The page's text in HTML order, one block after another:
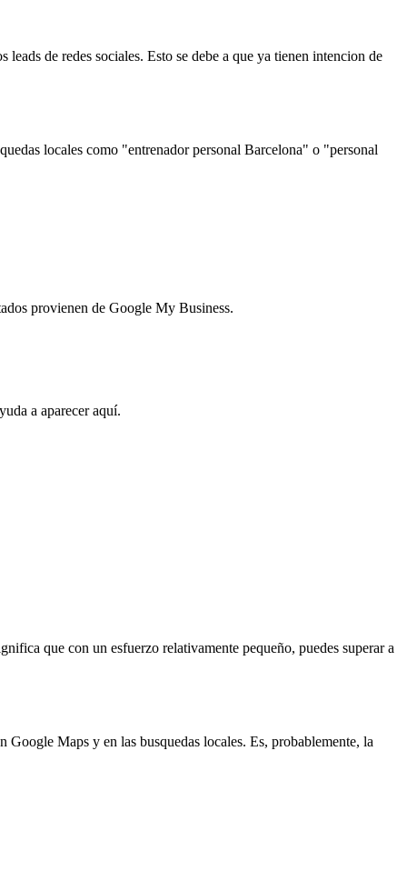
de redes sociales. Esto se debe a que ya tienen intencion de
locales como "entrenador personal Barcelona" o "personal
provienen de Google My Business.
a aparecer aquí.
que con un esfuerzo relativamente pequeño, puedes superar a
Maps y en las busquedas locales. Es, probablemente, la